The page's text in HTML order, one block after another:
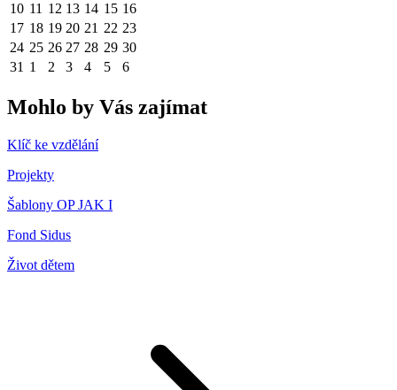
10 11 12 13 14 15 16
17 18 19 20 21 22 23
24 25 26 27 28 29 30
31 1 2 3 4 5 6
Mohlo by Vás zajímat
Klíč ke vzdělání
Projekty
Šablony OP JAK I
Fond Sidus
Život dětem